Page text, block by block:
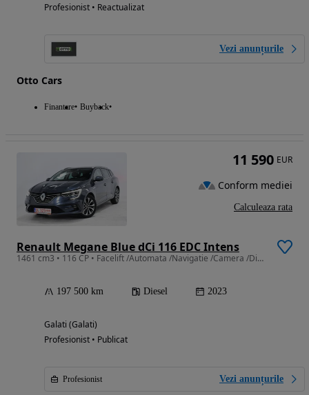
Profesionist • Reactualizat
Vezi anunțurile
Otto Cars
Finantare Buyback
Renault Megane Blue dCi 116 EDC Intens
1461 cm3 • 116 CP • Facelift /Automata /Navigatie /Camera /Distronic /Lane&Side
197 500 km Diesel 2023
Galati (Galati)
Profesionist • Publicat
Profesionist Vezi anunțurile
11 590 EUR
Conform mediei
Calculeaza rata